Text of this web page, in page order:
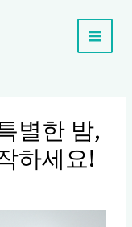
별한 밤,
하세요!